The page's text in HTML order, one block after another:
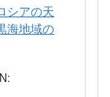
シアの天
海地域の